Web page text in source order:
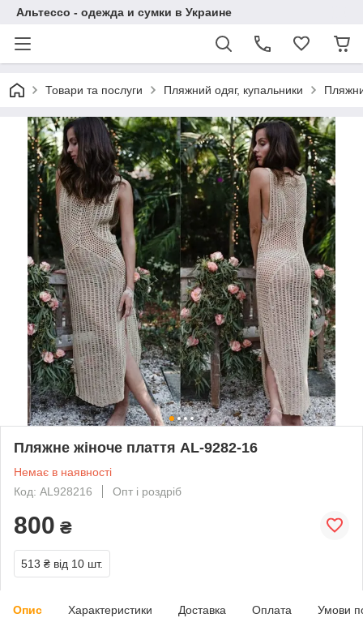
Альтессо - одежда и сумки в Украине
Товари та послуги Пляжний одяг, купальники
Пляжне жіноче плаття AL-9282-16
Немає в наявності
Код: AL928216
Опт і роздріб
800 ₴
513 ₴ від 10 шт.
Опис Характеристики Доставка Оплата Умови